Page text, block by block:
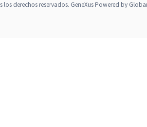
los derechos reservados. GeneXus Powered by